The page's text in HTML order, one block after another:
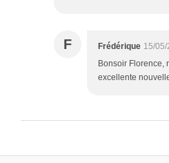
F Frédérique 15/
Bonsoir Florence,
excellente